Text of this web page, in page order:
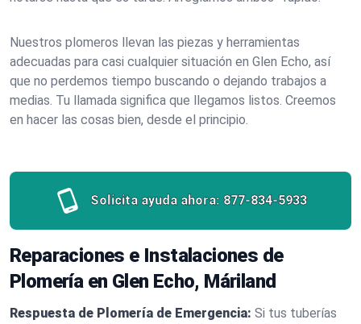
Nuestros plomeros llevan las piezas y herramientas
adecuadas para casi cualquier situación en Glen Echo, así
que no perdemos tiempo buscando o dejando trabajos a
medias. Tu llamada significa que llegamos listos. Creemos
en hacer las cosas bien, desde el principio.
Solicita ayuda ahora: 877-834-5933
Reparaciones e Instalaciones de
Plomería en Glen Echo, Máriland
Respuesta de Plomería de Emergencia: Si tus tuberías